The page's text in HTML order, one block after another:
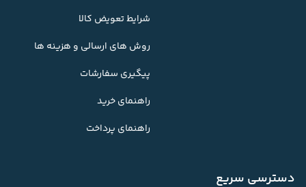
شرایط تعویض کالا
روش های ارسالی و هزینه ها
پیگیری سفارشات
راهنمای خرید
راهنمای پرداخت
دسترسی سریع